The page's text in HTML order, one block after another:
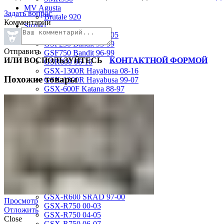
MV Agusta
Brutale 920
Suzuki
GSF1200 Bandit 01-05
GSF250 Bandit 95-99
GSF750 Bandit 96-99
GSR600 06-10
GSX-1300R Hayabusa 08-16
GSX-1300R Hayabusa 99-07
GSX-600F Katana 88-97
GSX-R1000 07-08
GSX-R600 01-03
GSX-R600 06-07
GSX-R600 11-16
GSX-R600 SRAD 97-00
GSX-R750 00-03
GSX-R750 04-05
Задать вопрос
Комментарии
Отправить
ИЛИ ВОСПОЛЬЗУЙТЕСЬ
КОНТАКТНОЙ ФОРМОЙ
Похожие товары
Просмотр
Отложить
Close